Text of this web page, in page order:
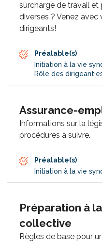
surcharge de travail et
diverses ? Venez avec
dirigeants!
Préalable(s)
Initiation à la vie
Rôle des
Assurance-
Informations sur la
procédures à suivre.
Préalable(s)
Initiation à la vie
Préparation à
collective
Règles de base pour